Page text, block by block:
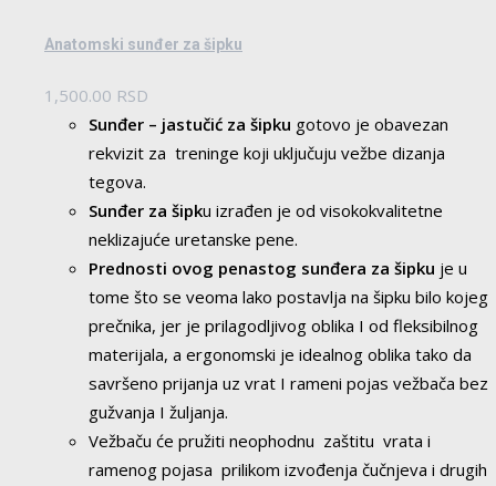
Anatomski sunđer za šipku
1,500.00 RSD
Sunđer – jastučić za šipku gotovo je obavezan
rekvizit za treninge koji uključuju vežbe dizanja
tegova.
Sunđer za šipku izrađen je od visokokvalitetne
neklizajuće uretanske pene.
Prednosti ovog penastog sunđera za šipku je u
tome što se veoma lako postavlja na šipku bilo kojeg
prečnika, jer je prilagodljivog oblika I od fleksibilnog
materijala, a ergonomski je idealnog oblika tako da
savršeno prijanja uz vrat I rameni pojas vežbača bez
gužvanja I žuljanja.
Vežbaču će pružiti neophodnu zaštitu vrata i
ramenog pojasa prilikom izvođenja čučnjeva i drugih